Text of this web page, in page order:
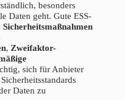
besonders
Daten geht. Gute ESS-
Sicherheitsmaßnahmen
, Zweifaktor-
sich für Anbieter
Daten zu